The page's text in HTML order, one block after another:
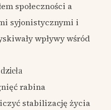
społeczności a
syjonistycznymi i
wpływy wśród
rabina
stabilizację życia